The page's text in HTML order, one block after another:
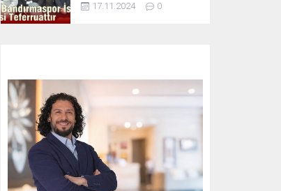
17.11.2024 0